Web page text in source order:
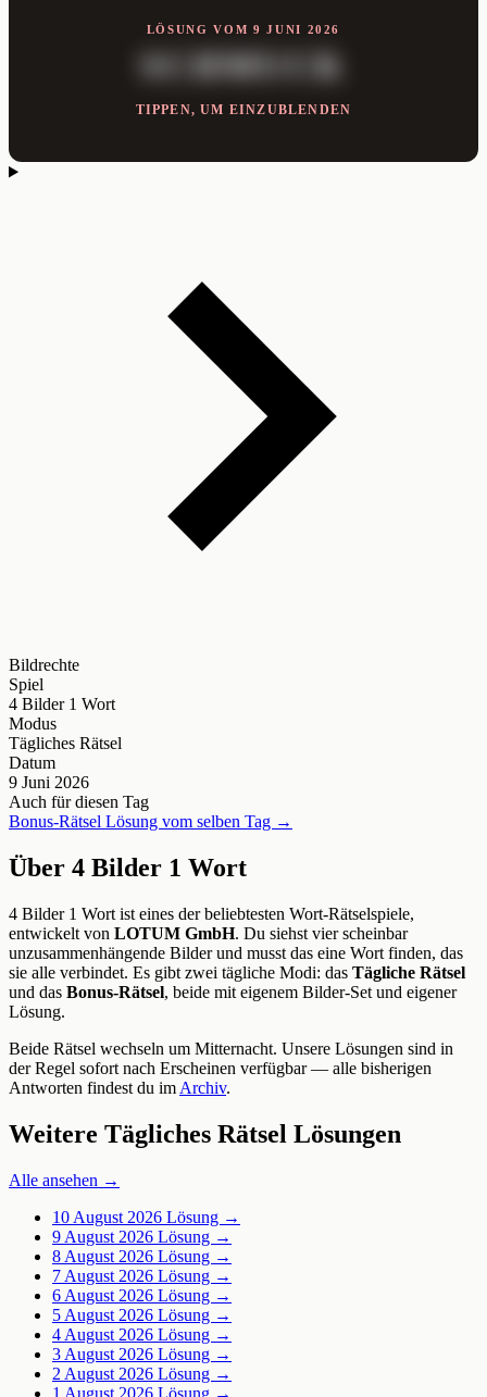
LÖSUNG VOM 9 JUNI 2026
SCHMUCK
TIPPEN, UM EINZUBLENDEN
Bildrechte
Spiel
4 Bilder 1 Wort
Modus
Tägliches Rätsel
Datum
9 Juni 2026
Auch für diesen Tag
Bonus-Rätsel Lösung vom selben Tag →
Über 4 Bilder 1 Wort
4 Bilder 1 Wort ist eines der beliebtesten Wort-Rätselspiele,
entwickelt von LOTUM GmbH. Du siehst vier scheinbar
unzusammenhängende Bilder und musst das eine Wort finden, das
sie alle verbindet. Es gibt zwei tägliche Modi: das Tägliche Rätsel
und das Bonus-Rätsel, beide mit eigenem Bilder-Set und eigener
Lösung.
Beide Rätsel wechseln um Mitternacht. Unsere Lösungen sind in
der Regel sofort nach Erscheinen verfügbar — alle bisherigen
Antworten findest du im Archiv.
Weitere Tägliches Rätsel Lösungen
Alle ansehen →
10 August 2026 Lösung →
9 August 2026 Lösung →
8 August 2026 Lösung →
7 August 2026 Lösung →
6 August 2026 Lösung →
5 August 2026 Lösung →
4 August 2026 Lösung →
3 August 2026 Lösung →
2 August 2026 Lösung →
1 August 2026 Lösung →